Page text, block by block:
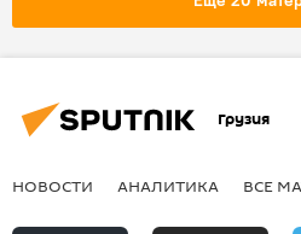
Грузия
НОВОСТИ АНАЛИТИКА ВСЕ